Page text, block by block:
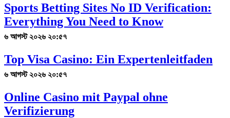
Sports Betting Sites No ID Verification:
Everything You Need to Know
৬ আগস্ট ২০২৬ ২০:৫৭
Top Visa Casino: Ein Expertenleitfaden
৬ আগস্ট ২০২৬ ২০:৫৭
Online Casino mit Paypal ohne
Verifizierung